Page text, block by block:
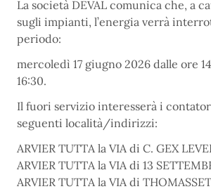
La società DEVAL comunica che, a
sugli impianti, l’energia verrà
periodo:
mercoledì 17 giugno 2026 dalle ore
16:30.
Il fuori servizio interesserà i
seguenti località/indirizzi:
ARVIER TUTTA la VIA di C. GEX
ARVIER TUTTA la VIA di 13
ARVIER TUTTA la VIA di THOMASSET